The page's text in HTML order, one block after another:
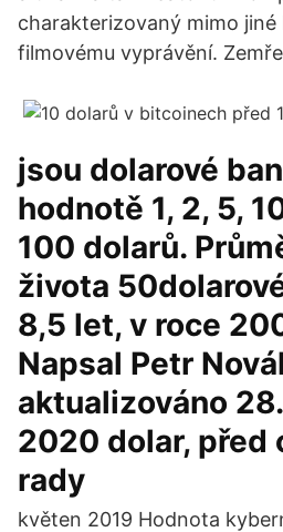
charakterizovaný mimo jiné
filmovému vyprávění.
jsou dolarové
hodnotě 1, 2, 5,
100 dolarů.
života
8,5 let, v roce
Napsal Petr
aktualizováno
2020 dolar, před
rady
květen 2019 Hodnota